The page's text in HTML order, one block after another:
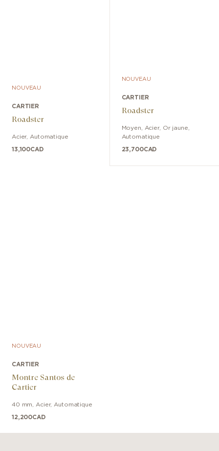
NOUVEAU
CARTIER
Roadster
Acier, Automatique
13,100CAD
NOUVEAU
CARTIER
Roadster
Moyen Acier, Or jaune
Automatique
23,700CAD
NOUVEAU
CARTIER
Montre Santos de
Cartier
40 mm Acier, Automatique
12,200CAD